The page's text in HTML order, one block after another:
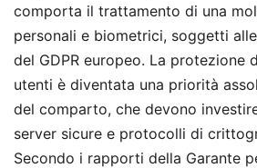
comporta il trattamento di una
personali e biometrici, soggetti
del GDPR europeo. La protezione
utenti è diventata una priorità
del comparto, che devono
server sicure e protocolli di
Secondo i rapporti della Garante